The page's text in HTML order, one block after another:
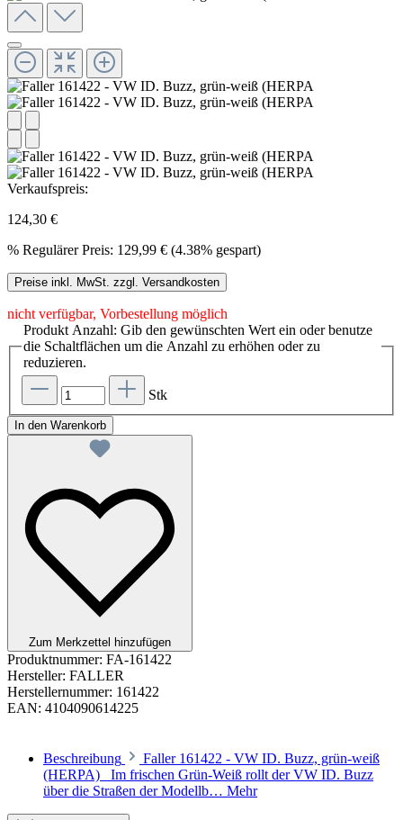
Verkaufspreis:
124,30 €
% Regulärer Preis: 129,99 € (4.38% gespart)
Preise inkl. MwSt. zzgl. Versandkosten
nicht verfügbar, Vorbestellung möglich
Produkt Anzahl: Gib den gewünschten Wert ein oder benutze
die Schaltflächen um die Anzahl zu erhöhen oder zu
reduzieren.
Stk
In den Warenkorb
Zum Merkzettel hinzufügen
Produktnummer: FA-161422
Hersteller: FALLER
Herstellernummer: 161422
EAN: 4104090614225
Beschreibung
Faller 161422 - VW ID. Buzz, grün-weiß
(HERPA) Im frischen Grün-Weiß rollt der VW ID. Buzz
über die Straßen der Modellb… Mehr